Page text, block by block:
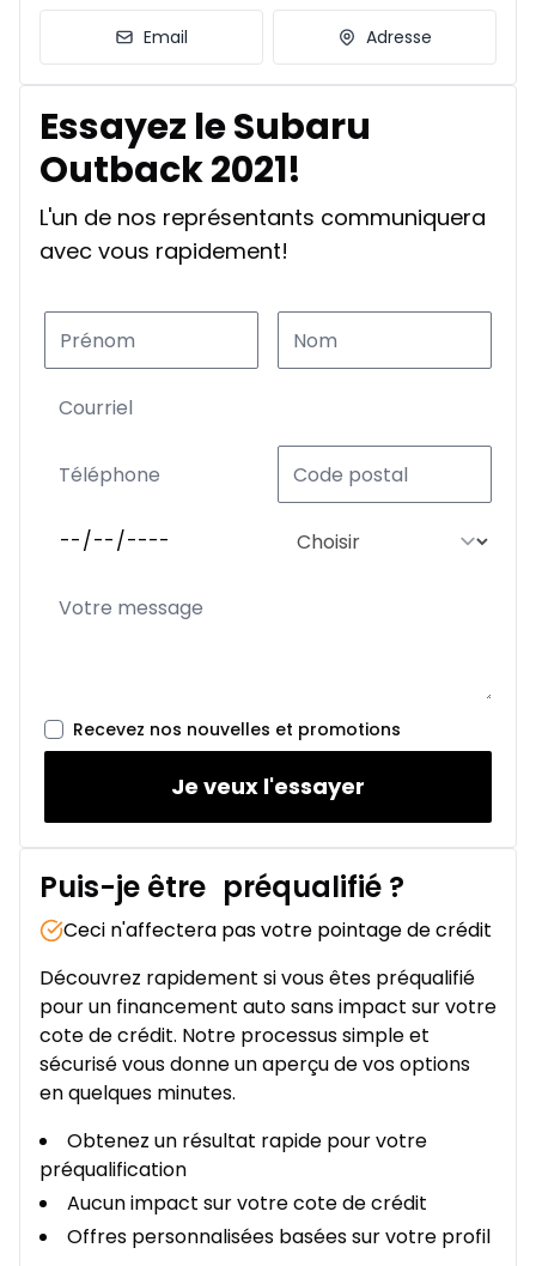
Email Adresse
Essayez le Subaru
Outback 2021!
L'un de nos représentants communiquera
avec vous rapidement!
Recevez nos nouvelles et promotions
Je veux l'essayer
Puis-je être préqualifié ?
Ceci n'affectera pas votre pointage de crédit
Découvrez rapidement si vous êtes préqualifié
pour un financement auto sans impact sur votre
cote de crédit. Notre processus simple et
sécurisé vous donne un aperçu de vos options
en quelques minutes.
Obtenez un résultat rapide pour votre
préqualification
Aucun impact sur votre cote de crédit
Offres personnalisées basées sur votre profil